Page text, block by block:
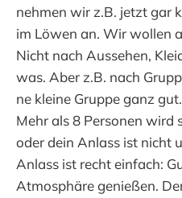
nehmen wir z.B. jetzt gar
im Löwen an. Wir wollen
Nicht nach Aussehen,
was. Aber z.B. nach
ne kleine Gruppe ganz
Mehr als 8 Personen wird
oder dein Anlass ist nicht
Anlass ist recht einfach:
Atmosphäre genießen.